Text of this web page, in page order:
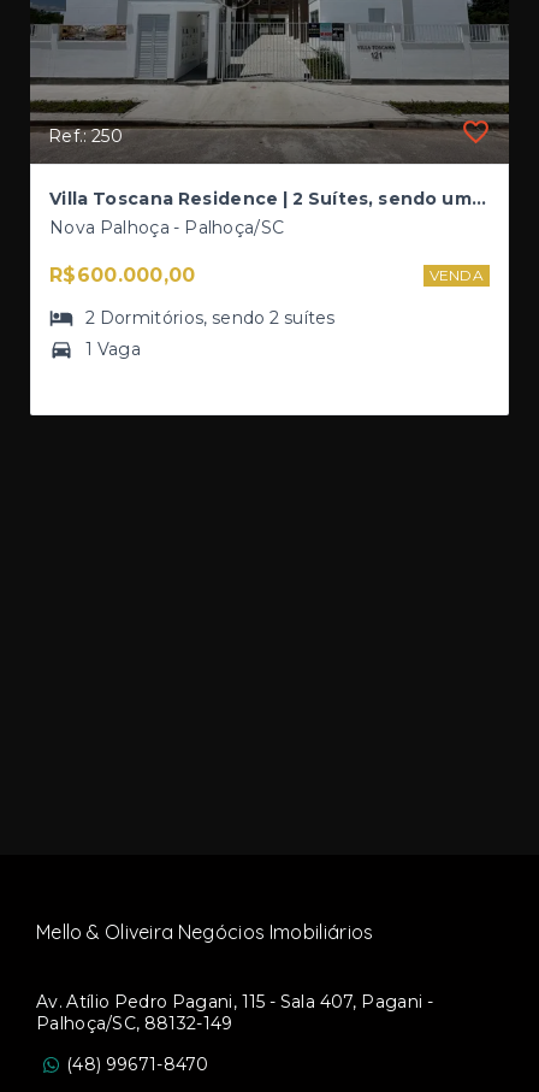
Ref.: 250
Villa Toscana Residence | 2 Suítes, sendo uma Master com Varanda + Home Office | Sobrados em Condomínio Fechado
Nova Palhoça - Palhoça/SC
R$600.000,00 VENDA
2 Dormitórios, sendo2 suítes
1 Vaga
Mello & Oliveira Negócios Imobiliários
Av. Atílio Pedro Pagani, 115 - Sala 407, Pagani -
Palhoça/SC, 88132-149
(48) 99671-8470